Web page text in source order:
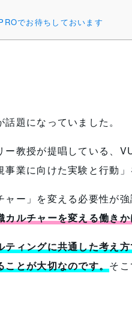
でお待ちしておいます
題になっていました。
教授が提唱している、
業に向けた実験と行動
ャー」を変える必要性が
ルチャーを変える働き
ティングに共通した考え
ことが大切なのです。そ